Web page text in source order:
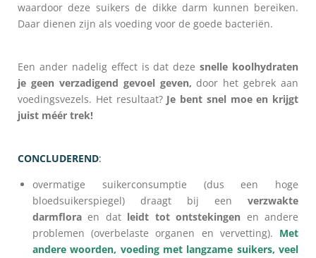
waardoor deze suikers de dikke darm kunnen bereiken.
Daar dienen zijn als voeding voor de goede bacteriën.
Een ander nadelig effect is dat deze snelle koolhydraten
je geen verzadigend gevoel geven, door het gebrek aan
voedingsvezels. Het resultaat? Je bent snel moe en krijgt
juist méér trek!
CONCLUDEREND:
overmatige suikerconsumptie (dus een hoge
bloedsuikerspiegel) draagt bij een verzwakte
darmflora en dat leidt tot ontstekingen en andere
problemen (overbelaste organen en vervetting). Met
andere woorden, voeding met langzame suikers, veel